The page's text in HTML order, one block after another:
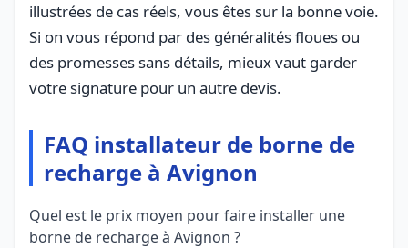
illustrées de cas réels, vous êtes sur la bonne voie.
Si on vous répond par des généralités floues ou
des promesses sans détails, mieux vaut garder
votre signature pour un autre devis.
FAQ installateur de borne de
recharge à Avignon
Quel est le prix moyen pour faire installer une
borne de recharge à Avignon ?